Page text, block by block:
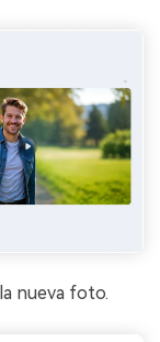
la nueva foto.